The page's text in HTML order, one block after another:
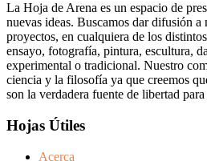
La Hoja de Arena es un espacio de
nuevas ideas. Buscamos dar difusión a
proyectos, en cualquiera de los
ensayo, fotografía, pintura, escultura,
experimental o tradicional. Nuestro
ciencia y la filosofía ya que creemos
son la verdadera fuente de libertad
Hojas Útiles
Acerca